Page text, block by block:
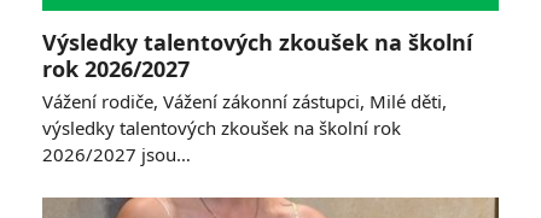
Výsledky talentových zkoušek na školní
rok 2026/2027
Vážení rodiče, Vážení zákonní zástupci, Milé děti,
výsledky talentových zkoušek na školní rok
2026/2027 jsou…